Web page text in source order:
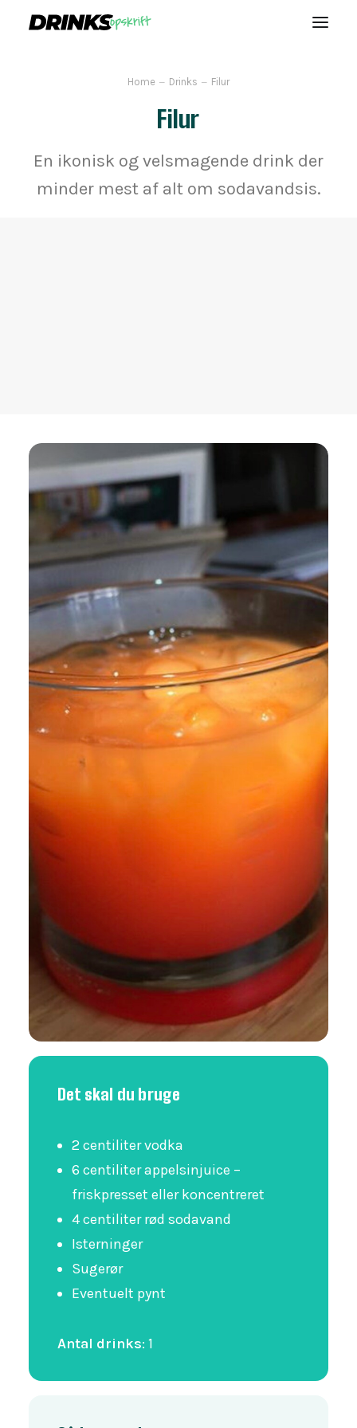
Home Drinks Filur
Filur
En ikonisk og velsmagende drink der
minder mest af alt om sodavandsis.
Det skal du bruge
2 centiliter vodka
6 centiliter appelsinjuice –
friskpresset eller koncentreret
4 centiliter rød sodavand
Isterninger
Sugerør
Eventuelt pynt
Antal drinks: 1